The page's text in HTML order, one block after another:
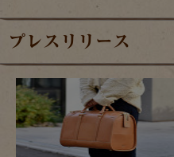
プレスリリース